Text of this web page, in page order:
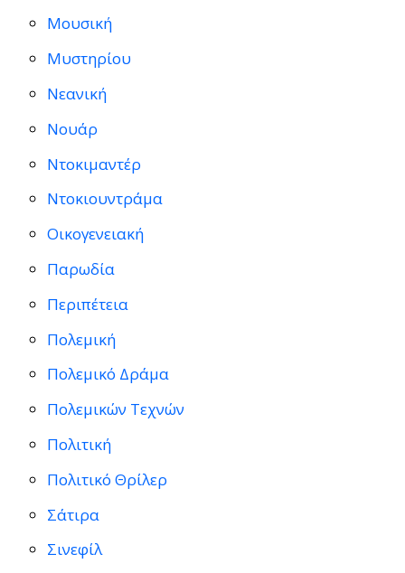
Μουσική
Μυστηρίου
Νεανική
Νουάρ
Ντοκιμαντέρ
Ντοκιουντράμα
Οικογενειακή
Παρωδία
Περιπέτεια
Πολεμική
Πολεμικό Δράμα
Πολεμικών Τεχνών
Πολιτική
Πολιτικό Θρίλερ
Σάτιρα
Σινεφίλ